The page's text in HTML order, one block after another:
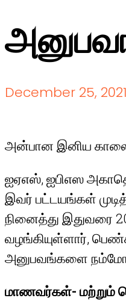
December 25, 2021
அன்பான இனிய காலை
ஐஏஎஸ், ஐபிஎஸ
இவர் பட்டயங்கள்
நினைத்து இதுவரை
வழங்கியுள்ளார்,
அனுபவங்களை
மாணவர்கள்- மற்றும்